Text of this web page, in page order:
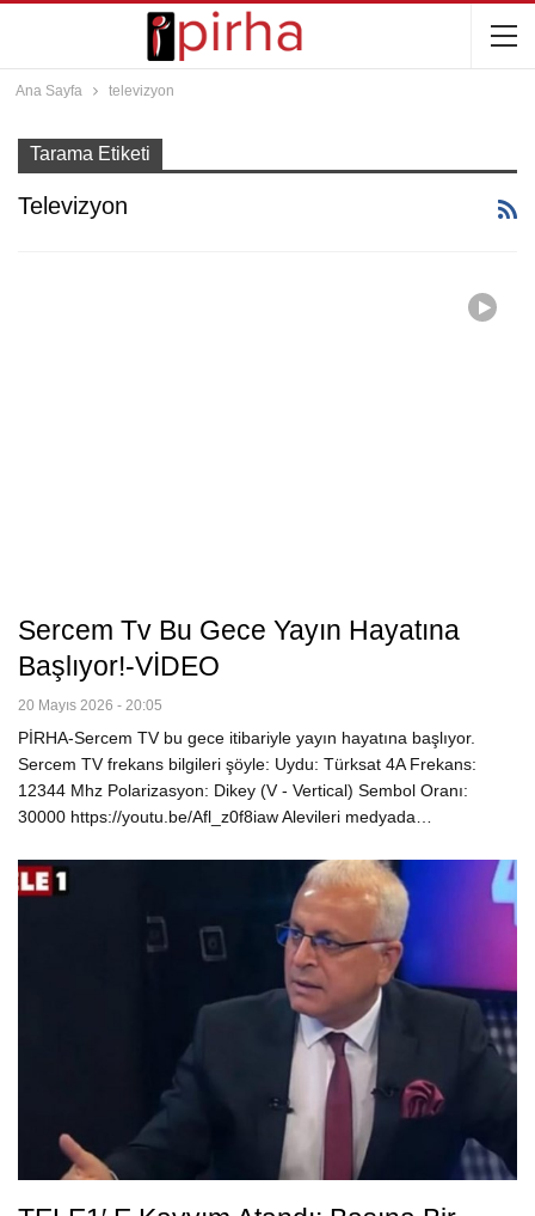
Ana Sayfa televizyon
Tarama Etiketi
Televizyon
Sercem Tv Bu Gece Yayın Hayatına
Başlıyor!-VİDEO
20 Mayıs 2026 - 20:05
PİRHA-Sercem TV bu gece itibariyle yayın hayatına başlıyor.
Sercem TV frekans bilgileri şöyle: Uydu: Türksat 4A Frekans:
12344 Mhz Polarizasyon: Dikey (V - Vertical) Sembol Oranı:
30000 https://youtu.be/Afl_z0f8iaw Alevileri medyada…